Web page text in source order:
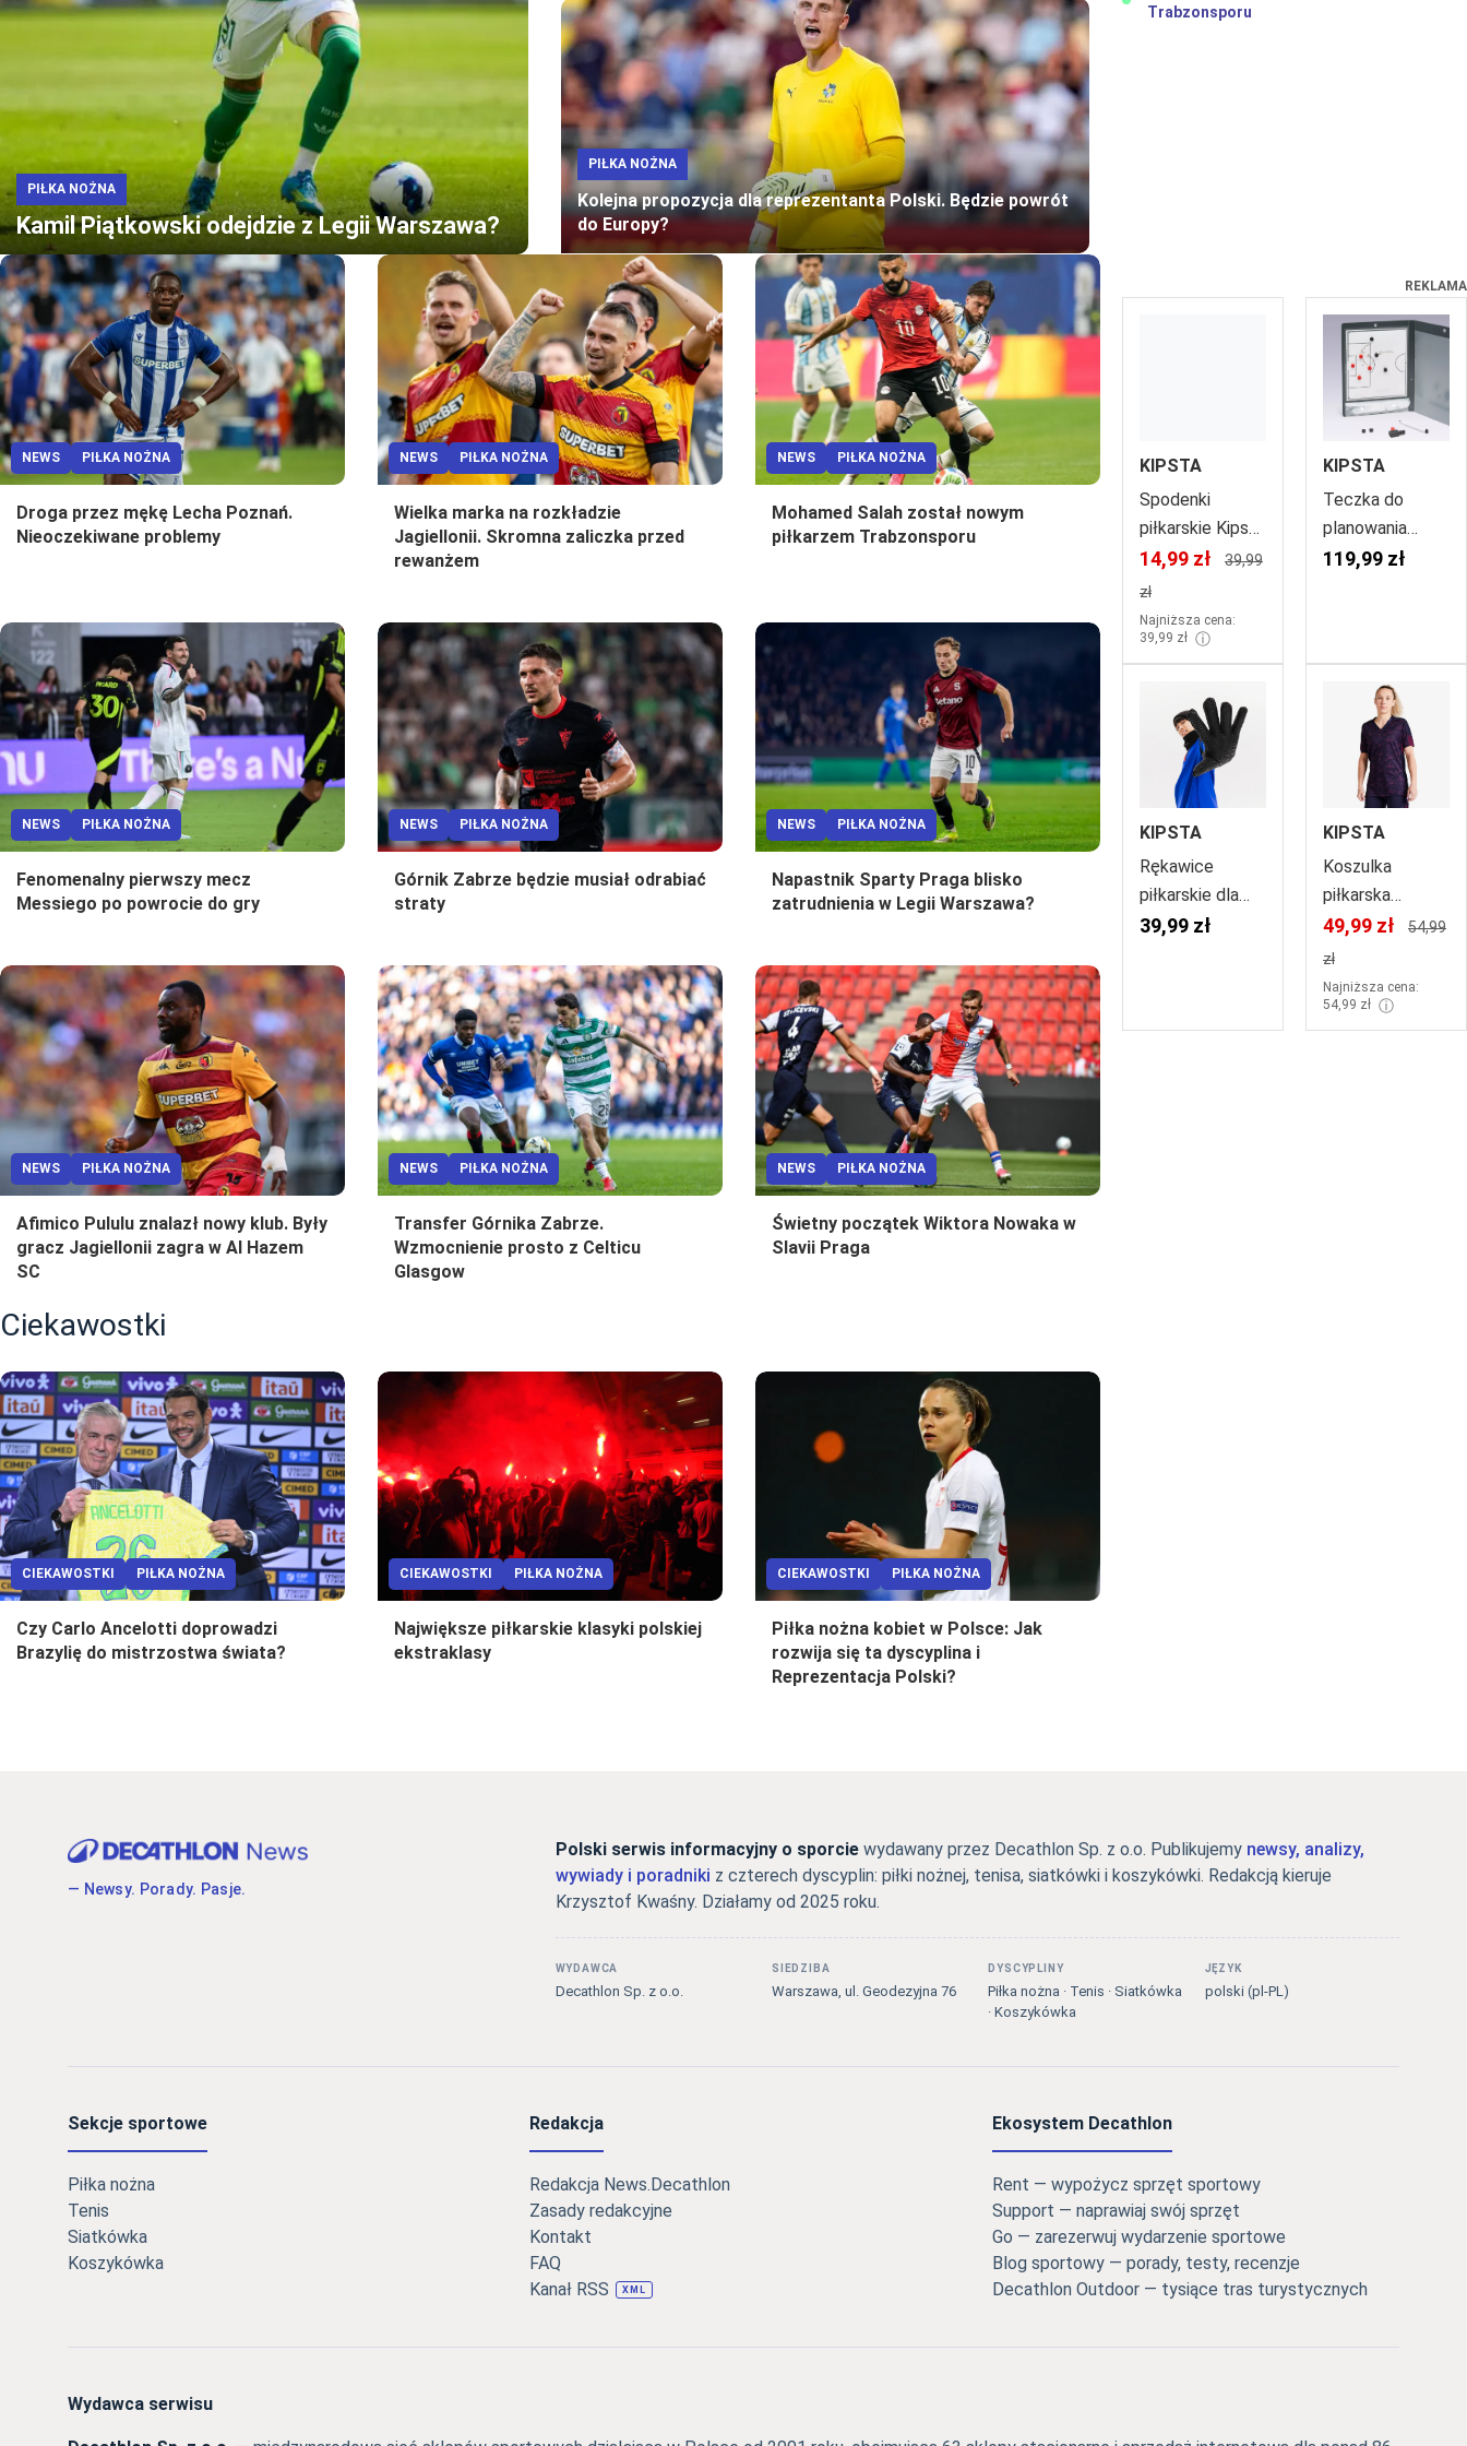
PIŁKA NOŻNA
Kamil Piątkowski odejdzie z Legii Warszawa?
PIŁKA NOŻNA
Kolejna propozycja dla reprezentanta Polski. Będzie powrót
do Europy?
Trabzonsporu
NEWS PIŁKA NOŻNA
Droga przez mękę Lecha Poznań.
Nieoczekiwane problemy
NEWS PIŁKA NOŻNA
Wielka marka na rozkładzie
Jagiellonii. Skromna zaliczka przed
rewanżem
NEWS PIŁKA NOŻNA
Mohamed Salah został nowym
piłkarzem Trabzonsporu
NEWS PIŁKA NOŻNA
Fenomenalny pierwszy mecz
Messiego po powrocie do gry
NEWS PIŁKA NOŻNA
Górnik Zabrze będzie musiał odrabiać
straty
NEWS PIŁKA NOŻNA
Napastnik Sparty Praga blisko
zatrudnienia w Legii Warszawa?
NEWS PIŁKA NOŻNA
Afimico Pululu znalazł nowy klub. Były
gracz Jagiellonii zagra w Al Hazem
SC
NEWS PIŁKA NOŻNA
Transfer Górnika Zabrze.
Wzmocnienie prosto z Celticu
Glasgow
NEWS PIŁKA NOŻNA
Świetny początek Wiktora Nowaka w
Slavii Praga
REKLAMA
KIPSTA
Spodenki
piłkarskie Kipsta
Viralto Club
14,99 zł
39,99
zł
Najniższa cena:
39,99 zł ⓘ
KIPSTA
Teczka do
planowania
taktycznego dla
119,99 zł
KIPSTA
Rękawice
piłkarskie dla
dzieci Kipsta
39,99 zł
KIPSTA
Koszulka
piłkarska
damska Kipsta
F900
49,99 zł
54,99
zł
Najniższa cena:
54,99 zł ⓘ
Ciekawostki
CIEKAWOSTKI PIŁKA NOŻNA
Czy Carlo Ancelotti doprowadzi
Brazylię do mistrzostwa świata?
CIEKAWOSTKI PIŁKA NOŻNA
Największe piłkarskie klasyki polskiej
ekstraklasy
CIEKAWOSTKI PIŁKA NOŻNA
Piłka nożna kobiet w Polsce: Jak
rozwija się ta dyscyplina i
Reprezentacja Polski?
— Newsy. Porady. Pasje.
Polski serwis informacyjny o sporciewydawany przez Decathlon Sp. z o.o. Publikujemy newsy, analizy,
wywiady i poradniki z czterech dyscyplin: piłki nożnej, tenisa, siatkówki i koszykówki. Redakcją kieruje
Krzysztof Kwaśny. Działamy od 2025 roku.
WYDAWCA
Decathlon Sp. z o.o.
SIEDZIBA
Warszawa, ul. Geodezyjna 76
DYSCYPLINY
Piłka nożna · Tenis · Siatkówka
· Koszykówka
JĘZYK
polski (pl-PL)
Sekcje sportowe
Piłka nożna
Tenis
Siatkówka
Koszykówka
Redakcja
Redakcja News.Decathlon
Zasady redakcyjne
Kontakt
FAQ
Kanał RSS
XML
Ekosystem Decathlon
Rent — wypożycz sprzęt sportowy
Support — naprawiaj swój sprzęt
Go — zarezerwuj wydarzenie sportowe
Blog sportowy — porady, testy, recenzje
Decathlon Outdoor — tysiące tras turystycznych
Wydawca serwisu